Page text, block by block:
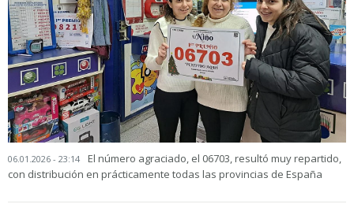
06.01.2026 - 23:14
El número agraciado, el 06703, resultó muy repartido,
con distribución en prácticamente todas las provincias de España